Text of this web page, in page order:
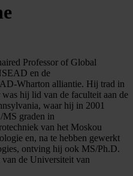
Professor of Global
en de
Wharton alliantie. Hij trad in
hij lid van de faculteit aan de
waar hij in 2001
MS graden in
van het Moskou
en, na te hebben gewerkt
ontving hij ook MS/Ph.D.
de Universiteit van